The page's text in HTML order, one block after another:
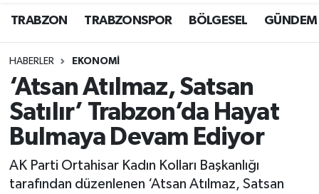
TRABZON TRABZONSPOR BÖLGESEL GÜNDEM
HABERLER EKONOMI
‘Atsan Atılmaz, Satsan
Satılır’ Trabzon’da Hayat
Bulmaya Devam Ediyor
AK Parti Ortahisar Kadın Kolları Başkanlığı
tarafından düzenlenen ‘Atsan Atılmaz, Satsan
Namaz Vakitleri
Trafik Durumu
Süper Lig Puan Durumu ve Fikstür
Tüm Manşetler
Son Dakika Haberleri